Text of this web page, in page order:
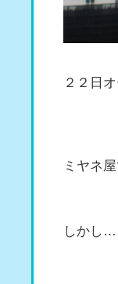
２２日
ミヤネ
しかし…